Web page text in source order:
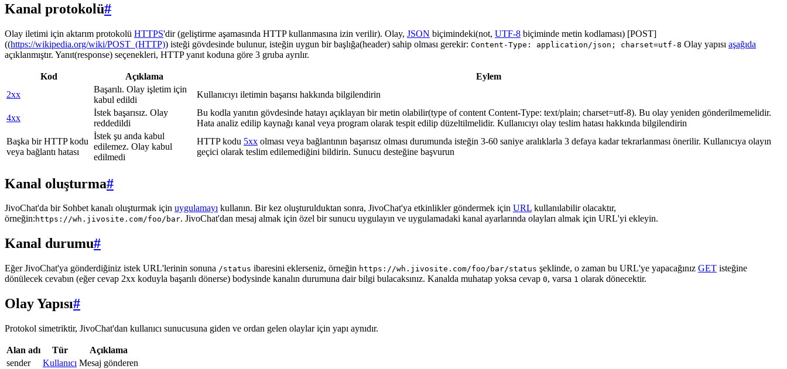
Kanal protokolü#
Olay iletimi için aktarım protokolü HTTPS'dir (geliştirme aşamasında HTTP kullanmasına izin verilir). Olay, JSON biçimindeki(not, UTF-8 biçiminde metin kodlaması) [POST]
((https://wikipedia.org/wiki/POST_(HTTP)) isteği gövdesinde bulunur, isteğin uygun bir başlığa(header) sahip olması gerekir: Content-Type: application/json; charset=utf-8 Olay yapısı aşağıda
açıklanmıştır. Yanıt(response) seçenekleri, HTTP yanıt koduna göre 3 gruba ayrılır.
Kod Açıklama
Eylem
2xx
Başarılı. Olay işletim için
kabul edildi
Kullanıcıyı iletimin başarısı hakkında bilgilendirin
4xx
İstek başarısız. Olay
reddedildi
Bu kodla yanıtın gövdesinde hatayı açıklayan bir metin olabilir(type of content Content-Type: text/plain; charset=utf-8). Bu olay yeniden gönderilmemelidir.
Hata analiz edilip kaynağı kanal veya program olarak tespit edilip düzeltilmelidir. Kullanıcıyı olay teslim hatası hakkında bilgilendirin
Başka bir HTTP kodu
veya bağlantı hatası
İstek şu anda kabul
edilemez. Olay kabul
edilmedi
HTTP kodu 5xx olması veya bağlantının başarısız olması durumunda isteğin 3-60 saniye aralıklarla 3 defaya kadar tekrarlanması önerilir. Kullanıcıya olayın
geçici olarak teslim edilemediğini bildirin. Sunucu desteğine başvurun
Kanal oluşturma#
JivoChat'da bir Sohbet kanalı oluşturmak için uygulamayı kullanın. Bir kez oluşturulduktan sonra, JivoChat'ya etkinlikler göndermek için URL kullanılabilir olacaktır,
örneğin: https://wh.jivosite.com/foo/bar. JivoChat'dan mesaj almak için özel bir sunucu uygulayın ve uygulamadaki kanal ayarlarında olayları almak için URL'yi ekleyin.
Kanal durumu#
Eğer JivoChat'ya gönderdiğiniz istek URL'lerinin sonuna /status ibaresini eklerseniz, örneğin https://wh.jivosite.com/foo/bar/status şeklinde, o zaman bu URL'ye yapacağınız GET isteğine
dönülecek cevabın (eğer cevap 2xx koduyla başarılı dönerse) bodysinde kanalın durumuna dair bilgi bulacaksınız. Kanalda muhatap yoksa cevap 0, varsa 1 olarak dönecektir.
Olay Yapısı#
Protokol simetriktir, JivoChat'dan kullanıcı sunucusuna giden ve ordan gelen olaylar için yapı aynıdır.
Alan adı Tür
Açıklama
sender
Kullanıcı Mesaj gönderen